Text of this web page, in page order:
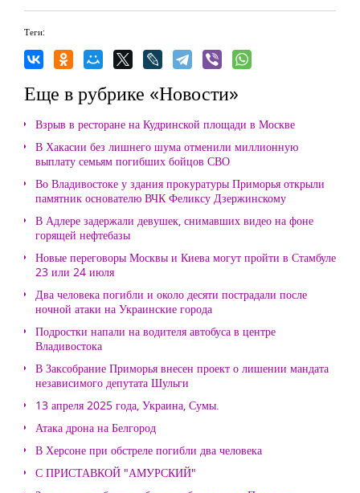
Теги:
Еще в рубрике «Новости»
Взрыв в ресторане на Кудринской площади в Москве
В Хакасии без лишнего шума отменили миллионную
выплату семьям погибших бойцов СВО
Во Владивостоке у здания прокуратуры Приморья открыли
памятник основателю ВЧК Феликсу Дзержинскому
В Адлере задержали девушек, снимавших видео на фоне
горящей нефтебазы
Новые переговоры Москвы и Киева могут пройти в Стамбуле
23 или 24 июля
Два человека погибли и около десяти пострадали после
ночной атаки на Украинские города
Подростки напали на водителя автобуса в центре
Владивостока
В Заксобрание Приморья внесен проект о лишении мандата
независимого депутата Шульги
13 апреля 2025 года, Украина, Сумы.
Атака дрона на Белгород
В Херсоне при обстреле погибли два человека
С ПРИСТАВКОЙ "АМУРСКИЙ"